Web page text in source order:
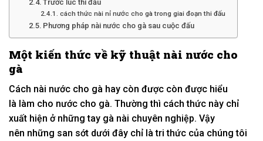
Trước lúc thi đấu
cách thức nài nỉ nước cho gà trong giai đoạn thi đấu
Phương pháp nài nước cho gà sau cuộc đấu
Một kiến thức về kỹ thuật nài nước cho
gà
Cách nài nước cho gà hay còn được còn được hiểu
là làm cho nước cho gà. Thường thì cách thức này chỉ
xuất hiện ở những tay gà nài chuyên nghiệp. Vậy
nên những san sớt dưới đây chỉ làtri thức của chúng tôi